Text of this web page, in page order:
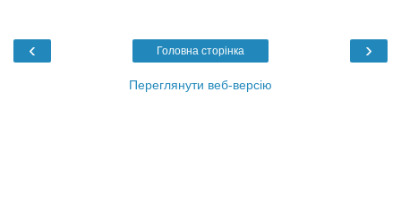
‹ ›
Головна сторінка
Переглянути веб-версію